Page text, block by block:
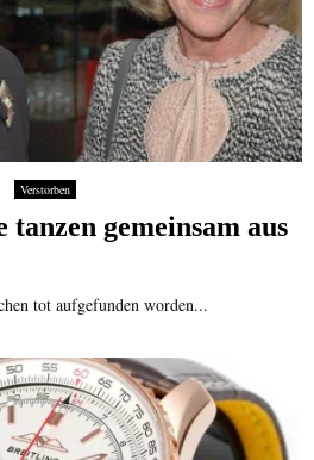
Verstorben
gemeinsam aus
tot aufgefunden worden...